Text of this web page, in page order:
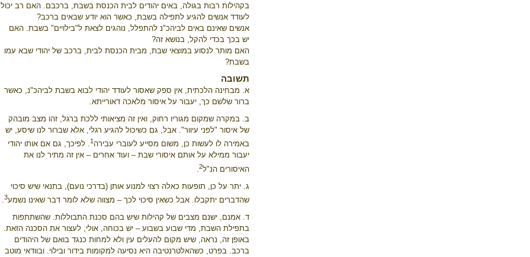
בקהילות רבות בגולה, באים יהודים לבית הכנסת בשבת, ברכבם. האם רב יכול
לעודד אנשים להגיע לתפילה בשבת, כאשר הוא יודע שבאים ברכב?
אנשים שאינם באים לביהכ"נ להתפלל, נוהגים לצאת ל"בילויים" בשבת. האם
יש בכך בכדי להקל, בנושא זה?
האם מותר לנסוע במוצאי שבת, מבית הכנסת לבית, ברכב של יהודי שבא עמו
בשבת?
תשובה
א. מבחינה הלכתית, אין ספק שאסור לעודד יהודי לבוא בשבת לביהכ"נ, כאשר
ברור שלשם כך, יעבור על איסור מלאכה דאורייתא.
ב. במקרה שמקום מגוריו רחוק, ואין זה מציאותי ללכת ברגל, זהו מצב מובהק
של איסור "לפני עיוור". אבל, גם כשיכול להגיע רגלי, אלא שברור לנו שיסע, יש
באמירה לו לעשות כן, משום מסייע לעוברי עבירה 1. לפיכך, גם אם אותו יהודי
יעבור ממילא על אותם איסורי שבת – ועוד אחרים – אין זה מתיר לנו את
האיסורים הנ"ל2
ג. יתר על כן, תופעות כאלה רצוי למנוע אותן (בדרכי נועם), בתנאי שיש סיכוי
שהדברים יתקבלו. אבל כשאין סיכוי לכך – מצווה שלא לומר דבר שאינו נשמע3
.
ד. אמנם, ישנם מצבים של קהילות שיש בהם סכנת התבוללות. שהשתתפות
בתפילת השבת, מדי שבוע בשבוע – יש בכוחה, אולי, לעצור את הסכנה הזאת.
באופן זה, נראה, שיש מקום להעלים עין ולא למחות כנגד בואם של היהודים
ברכב. בפרט, כשהאלטרנטיבה היא נסיעה למקומות בידור ובילוי. ובוודאי מוטב